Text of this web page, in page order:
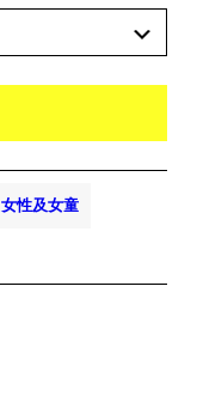
女性及女童